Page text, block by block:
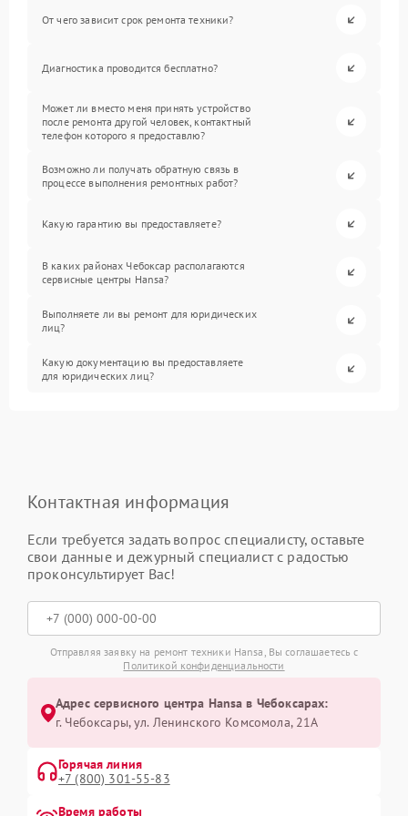
От чего зависит срок ремонта техники?
Диагностика проводится бесплатно?
Может ли вместо меня принять устройство
после ремонта другой человек, контактный
телефон которого я предоставлю?
Возможно ли получать обратную связь в
процессе выполнения ремонтных работ?
Какую гарантию вы предоставляете?
В каких районах Чебоксар располагаются
сервисные центры Hansa?
Выполняете ли вы ремонт для юридических
лиц?
Какую документацию вы предоставляете
для юридических лиц?
Контактная информация
Если требуется задать вопрос специалисту, оставьте
свои данные и дежурный специалист с радостью
проконсультирует Вас!
Отправляя заявку на ремонт техники Hansa, Вы соглашаетесь с
Политикой конфиденциальности
Адрес сервисного центра Hansa в Чебоксарах:
г. Чебоксары, ул. Ленинского Комсомола, 21А
Горячая линия
+7 (800) 301-55-83
Время работы